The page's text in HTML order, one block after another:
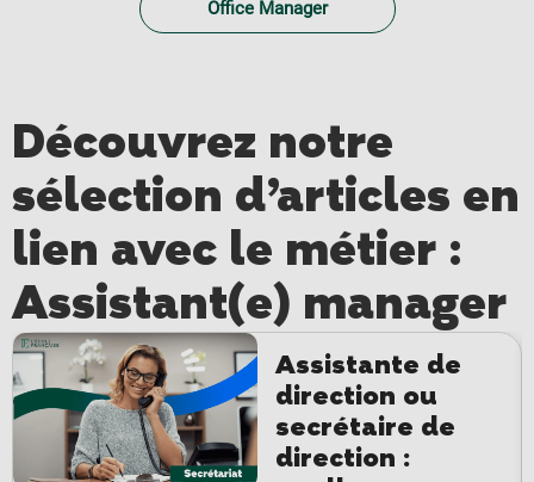
Office Manager
Découvrez notre
sélection d’articles en
lien avec le métier :
Assistant(e) manager
Assistante de
direction ou
secrétaire de
direction :